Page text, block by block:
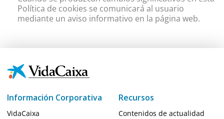
Política de cookies se comunicará al usuario
mediante un aviso informativo en la página web.
Información Corporativa
VidaCaixa
Recursos
Contenidos de actualidad